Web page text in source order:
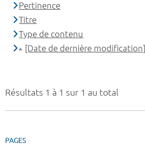
Résultats 1 à 1 sur 1 au total
PAGES
Pertinence
Titre
Type de contenu
[Date de dernière modification]